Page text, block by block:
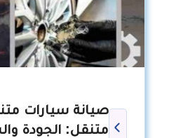
صيانة سيارات
متنقل: الجودة